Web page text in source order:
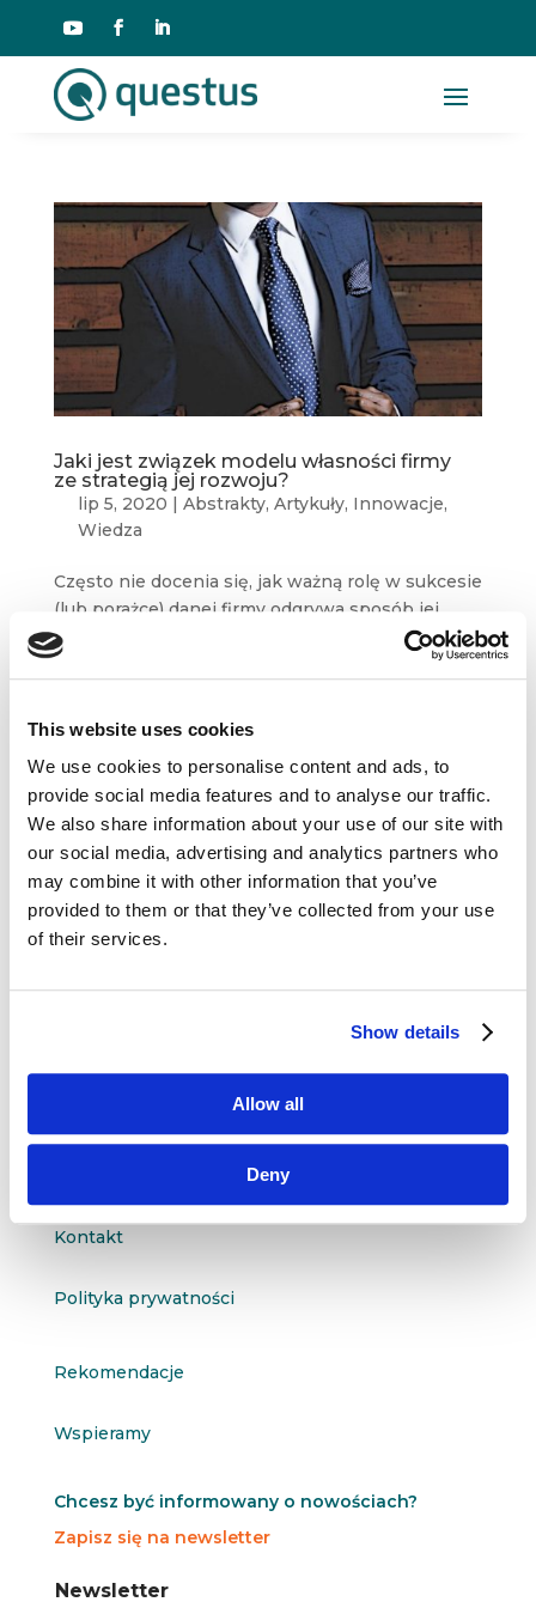
This website uses cookies
We use cookies to personalise content and ads, to
provide social media features and to analyse our traffic.
We also share information about your use of our site with
our social media, advertising and analytics partners who
may combine it with other information that you’ve
provided to them or that they’ve collected from your use
of their services.
Show details
Allow all
Deny
Jaki jest związek modelu własności firmy
ze strategią jej rozwoju?
lip 5, 2020 | Abstrakty, Artykuły, Innowacje,
Wiedza
Często nie docenia się, jak ważną rolę w sukcesie
(lub porażce) danej firmy odgrywa sposób jej
„posiadania”. Modele posiadania, czyli to, jak
funkcjonuje prawo własności do firmy, znacząco
od mocnych...
Dane kontaktowe
questus@questus.pl
Kontakt
Polityka prywatności
Rekomendacje
Wspieramy
Chcesz być informowany o nowościach?
Zapisz się na newsletter
N
N
Newsletter